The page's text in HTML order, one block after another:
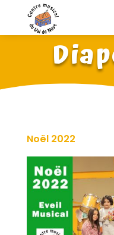
Noël 2022